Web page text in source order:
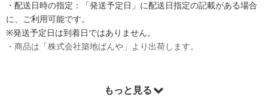
・配送日時の指定：「発送予定日」に配送日指定の記載がある場合
に、ご利用可能です。
※発送予定日は到着日ではありません。
・商品は「株式会社築地ばんや」より出荷します。
もっと見る